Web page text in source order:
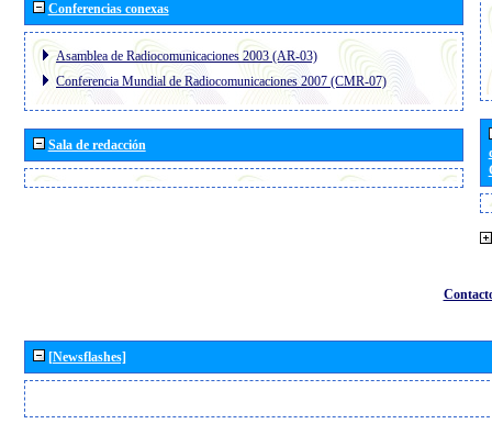
Conferencias conexas
Asamblea de Radiocomunicaciones 2003 (AR-03)
Conferencia Mundial de Radiocomunicaciones 2007 (CMR-07)
Sala de redacción
[Newsflashes]